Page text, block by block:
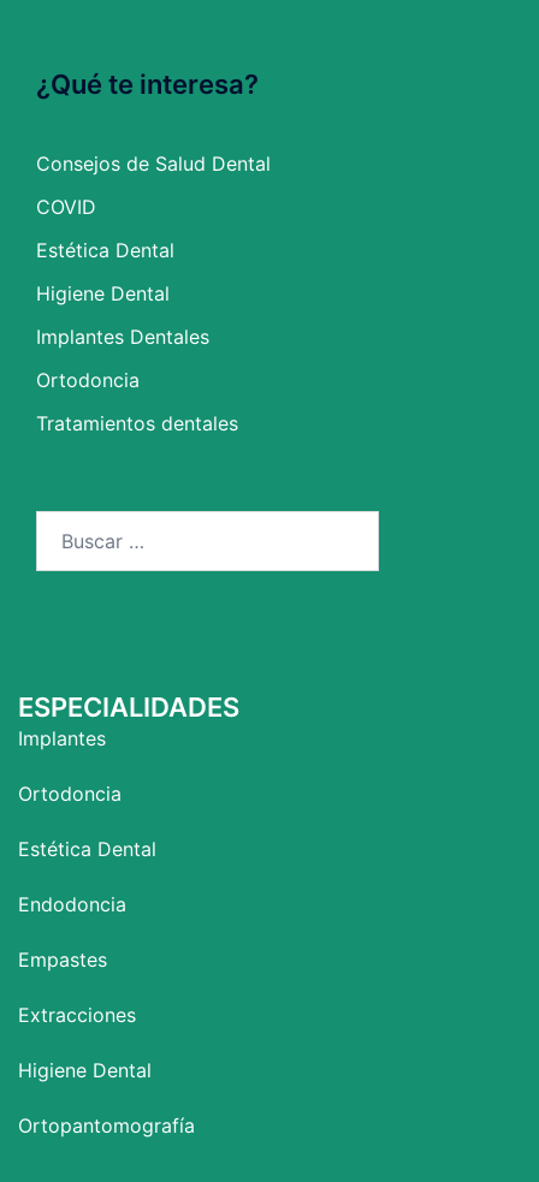
¿Qué te interesa?
Consejos de Salud Dental
COVID
Estética Dental
Higiene Dental
Implantes Dentales
Ortodoncia
Tratamientos dentales
ESPECIALIDADES
Implantes
Ortodoncia
Estética Dental
Endodoncia
Empastes
Extracciones
Higiene Dental
Ortopantomografía